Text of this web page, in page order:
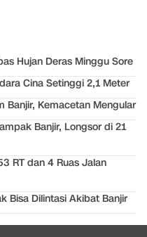
Hujan Deras Minggu Sore
Cina Setinggi 2,1 Meter
Banjir, Kemacetan Mengular
Banjir, Longsor di 21
RT dan 4 Ruas Jalan
Bisa Dilintasi Akibat Banjir